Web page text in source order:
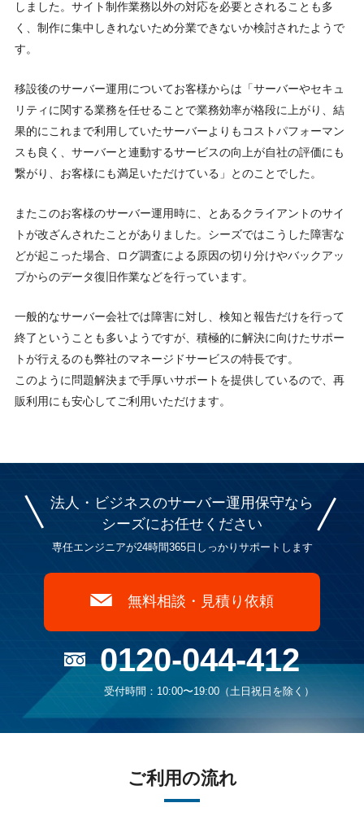
しました。サイト制作業務以外の対応を必要とされることも多
く、制作に集中しきれないため分業できないか検討されたようで
す。
移設後のサーバー運用についてお客様からは「サーバーやセキュ
リティに関する業務を任せることで業務効率が格段に上がり、結
果的にこれまで利用していたサーバーよりもコストパフォーマン
スも良く、サーバーと連動するサービスの向上が自社の評価にも
繋がり、お客様にも満足いただけている」とのことでした。
またこのお客様のサーバー運用時に、とあるクライアントのサイ
トが改ざんされたことがありました。シーズではこうした障害な
どが起こった場合、ログ調査による原因の切り分けやバックアッ
プからのデータ復旧作業などを行っています。
一般的なサーバー会社では障害に対し、検知と報告だけを行って
終了ということも多いようですが、積極的に解決に向けたサポー
トが行えるのも弊社のマネージドサービスの特長です。
このように問題解決まで手厚いサポートを提供しているので、再
販利用にも安心してご利用いただけます。
法人・ビジネスのサーバー運用保守なら
シーズにお任せください
専任エンジニアが24時間365日しっかりサポートします
0120-044-412
受付時間：10:00〜19:00（土日祝日を除く）
無料相談・見積り依頼
ご利用の流れ